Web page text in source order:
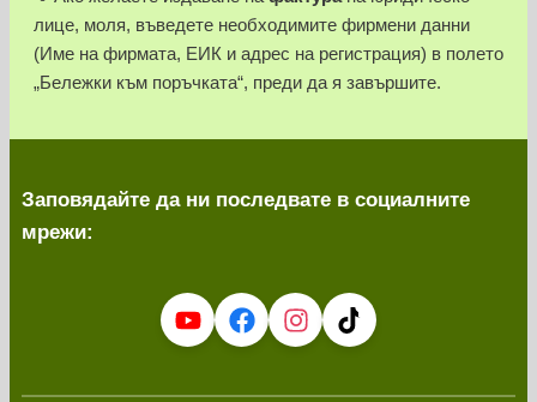
лице, моля, въведете необходимите фирмени данни
(Име на фирмата, ЕИК и адрес на регистрация) в полето
„Бележки към поръчката“, преди да я завършите.
Заповядайте да ни последвате в социалните
мрежи: